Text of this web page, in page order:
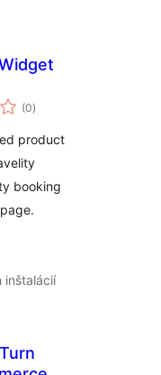
(0celkové
hodnotenie
)
product
booking
inštalácií